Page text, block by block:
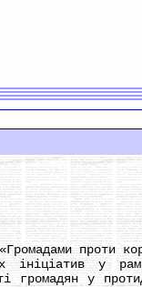
проти
ініціатив у
громадян у